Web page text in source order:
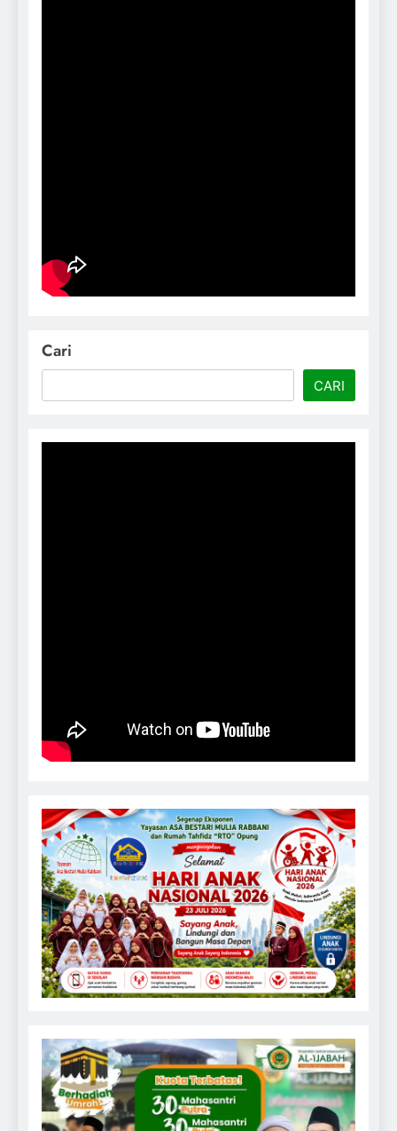
Cari
CARI